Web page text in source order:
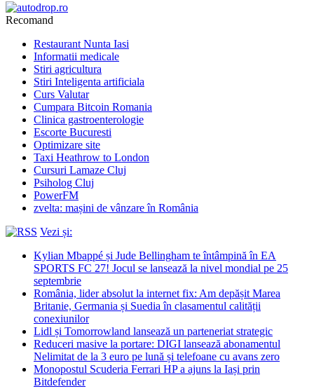
Recomand
Restaurant Nunta Iasi
Informatii medicale
Stiri agricultura
Stiri Inteligenta artificiala
Curs Valutar
Cumpara Bitcoin Romania
Clinica gastroenterologie
Escorte Bucuresti
Optimizare site
Taxi Heathrow to London
Cursuri Lamaze Cluj
Psiholog Cluj
PowerFM
zvelta: mașini de vânzare în România
Vezi și:
Kylian Mbappé și Jude Bellingham te întâmpină în EA
SPORTS FC 27! Jocul se lansează la nivel mondial pe 25
septembrie
România, lider absolut la internet fix: Am depășit Marea
Britanie, Germania și Suedia în clasamentul calității
conexiunilor
Lidl și Tomorrowland lansează un parteneriat strategic
Reduceri masive la portare: DIGI lansează abonamentul
Nelimitat de la 3 euro pe lună și telefoane cu avans zero
Monopostul Scuderia Ferrari HP a ajuns la Iași prin
Bitdefender